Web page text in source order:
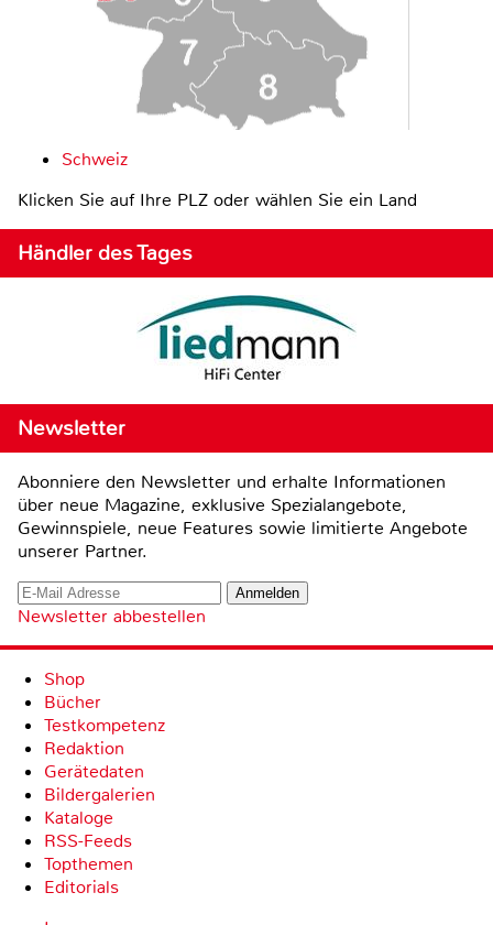
Schweiz
Klicken Sie auf Ihre PLZ oder wählen Sie ein Land
Händler des Tages
Newsletter
Abonniere den Newsletter und erhalte Informationen
über neue Magazine, exklusive Spezialangebote,
Gewinnspiele, neue Features sowie limitierte Angebote
unserer Partner.
Newsletter abbestellen
Shop
Bücher
Testkompetenz
Redaktion
Gerätedaten
Bildergalerien
Kataloge
RSS-Feeds
Topthemen
Editorials